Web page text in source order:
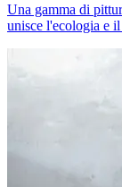
Una gamma di
unisce l'ecologia e